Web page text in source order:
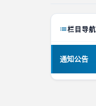
栏目导航
通知公告